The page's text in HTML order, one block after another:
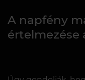
A napfény
értelmezése